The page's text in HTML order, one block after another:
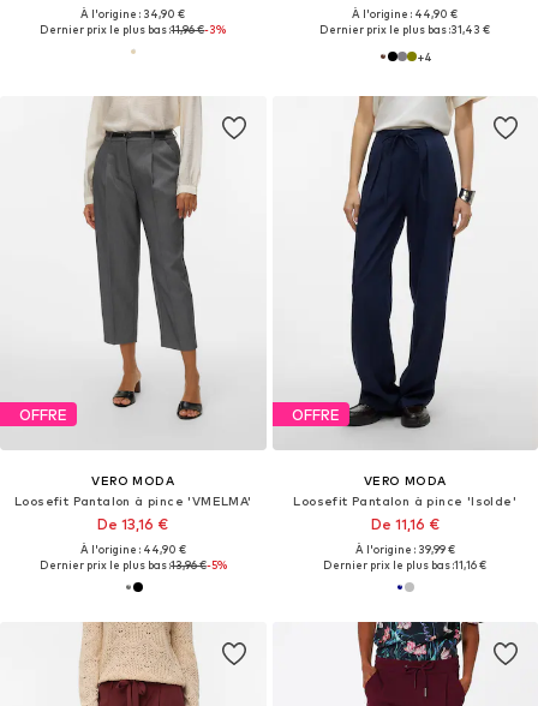
À l'origine : 34,90 €
Dernier prix le plus bas :11,96 €-3%
À l'origine : 44,90 €
Dernier prix le plus bas :31,43 €
+4
OFFRE
VERO MODA
Loosefit Pantalon à pince 'VMELMA'
De 13,16 €
À l'origine : 44,90 €
Dernier prix le plus bas :13,96 €-5%
OFFRE
VERO MODA
Loosefit Pantalon à pince 'Isolde'
De 11,16 €
À l'origine : 39,99 €
Dernier prix le plus bas :11,16 €